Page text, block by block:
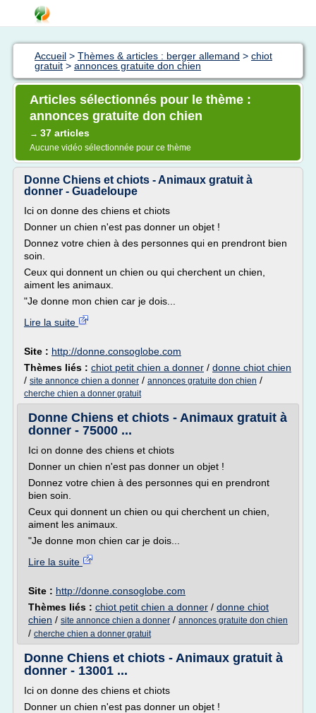
Accueil > Thèmes & articles : berger allemand > chiot
gratuit > annonces gratuite don chien
Articles sélectionnés pour le thème :
annonces gratuite don chien
→ 37 articles
Aucune vidéo sélectionnée pour ce thème
Donne Chiens et chiots - Animaux gratuit à
donner - Guadeloupe
Ici on donne des chiens et chiots
Donner un chien n'est pas donner un objet !
Donnez votre chien à des personnes qui en prendront bien
soin.
Ceux qui donnent un chien ou qui cherchent un chien,
aiment les animaux.
"Je donne mon chien car je dois...
Lire la suite
Site : http://donne.consoglobe.com
Thèmes liés : chiot petit chien a donner / donne chiot chien
/ site annonce chien a donner / annonces gratuite don chien /
cherche chien a donner gratuit
Donne Chiens et chiots - Animaux gratuit à
donner - 75000 ...
Ici on donne des chiens et chiots
Donner un chien n'est pas donner un objet !
Donnez votre chien à des personnes qui en prendront
bien soin.
Ceux qui donnent un chien ou qui cherchent un chien,
aiment les animaux.
"Je donne mon chien car je dois...
Lire la suite
Site : http://donne.consoglobe.com
Thèmes liés : chiot petit chien a donner / donne chiot
chien / site annonce chien a donner / annonces gratuite don chien
/ cherche chien a donner gratuit
Donne Chiens et chiots - Animaux gratuit à
donner - 13001 ...
Ici on donne des chiens et chiots
Donner un chien n'est pas donner un objet !